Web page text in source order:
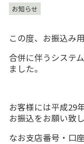
お知らせ
この度、お振込み
合併に伴うシステ
ました。
お客様には平成29
お振込をお願い致し
なお支店番号・口